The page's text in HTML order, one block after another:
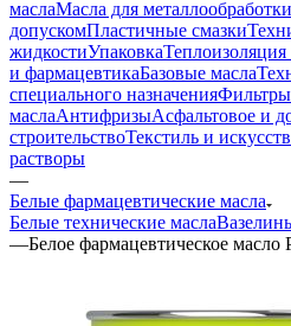
маслаМасла для металлообработки
допускомПластичные смазки
жидкостиУпаковкаТеплоизоляция
и фармацевтикаБазовые масла
специального назначенияФильтры
маслаАнтифризыАсфальтовое и
строительствоТекстиль и
растворы
—
Белые фармацевтические масла
Белые технические масла
—Белое фармацевтическое масло